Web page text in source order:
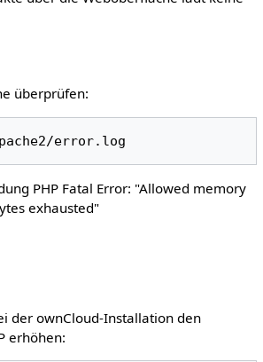
überprüfen:
PHP Fatal Error: "Allowed memory
exhausted"
der ownCloud-Installation den
erhöhen: